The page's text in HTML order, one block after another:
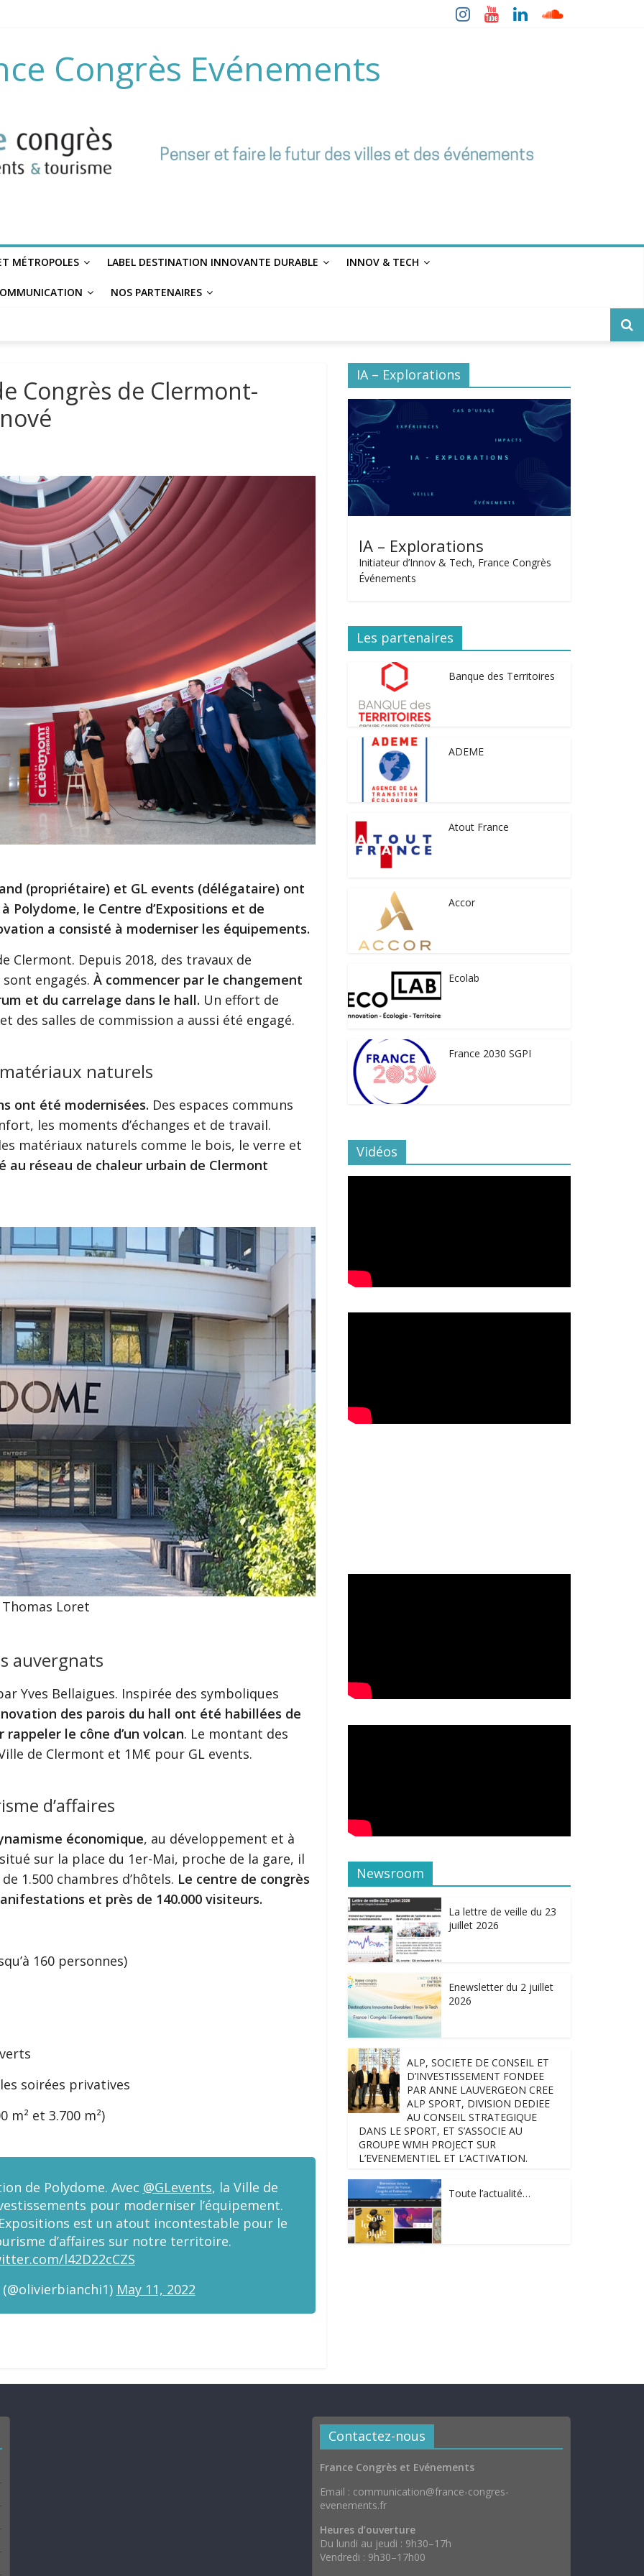
Congrès Evénements
MÉTROPOLES LABEL DESTINATION INNOVANTE DURABLE INNOV & TECH
NOS PARTENAIRES
Congrès de Clermont-
(propriétaire) et GL events (délégataire) ont
Polydome, le Centre d’Expositions et de
a consisté à moderniser les équipements.
Clermont. Depuis 2018, des travaux de
engagés. À commencer par le changement
et du carrelage dans le hall. Un effort de
des salles de commission a aussi été engagé.
naturels
ont été modernisées. Des espaces communs
les moments d’échanges et de travail.
matériaux naturels comme le bois, le verre et
au réseau de chaleur urbain de Clermont
Loret
auvergnats
Yves Bellaigues. Inspirée des symboliques
des parois du hall ont été habillées de
le cône d’un volcan. Le montant des
de Clermont et 1M€ pour GL events.
d’affaires
économique, au développement et à
sur la place du 1er-Mai, proche de la gare, il
1.500 chambres d’hôtels. Le centre de congrès
et près de 140.000 visiteurs.
160 personnes)
les soirées privatives
m² et 3.700 m²)
de Polydome. Avec @GLevents, la Ville de
pour moderniser l’équipement.
est un atout incontestable pour le
d’affaires sur notre territoire.
l42D22cCZS
May 11, 2022
IA – Explorations
IA – Explorations
Initiateur d’Innov & Tech, France Congrès
Événements
Les partenaires
Banque des Territoires
ADEME
Atout France
Accor
Ecolab
France 2030 SGPI
Vidéos
Newsroom
La lettre de veille du 23
juillet 2026
Enewsletter du 2 juillet
2026
ALP, SOCIETE DE CONSEIL ET
D’INVESTISSEMENT FONDEE
PAR ANNE LAUVERGEON CREE
ALP SPORT, DIVISION DEDIEE
AU CONSEIL STRATEGIQUE
DANS LE SPORT, ET S’ASSOCIE AU
GROUPE WMH PROJECT SUR
L’EVENEMENTIEL ET L’ACTIVATION.
Toute l’actualité…
Contactez-nous
France Congrès et Evénements
Email : communication@france-congres-
evenements.fr
Heures d’ouverture
Du lundi au jeudi : 9h30–17h
Vendredi : 9h30–17h00